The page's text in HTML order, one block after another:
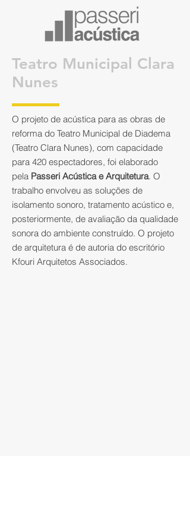
Teatro Municipal Clara
Nunes
O projeto de acústica para as obras de
reforma do Teatro Municipal de Diadema
(Teatro Clara Nunes), com capacidade
para 420 espectadores, foi elaborado
pela Passeri Acústica e Arquitetura. O
trabalho envolveu as soluções de
isolamento sonoro, tratamento acústico e,
posteriormente, de avaliação da qualidade
sonora do ambiente construído. O projeto
de arquitetura é de autoria do escritório
Kfouri Arquitetos Associados.